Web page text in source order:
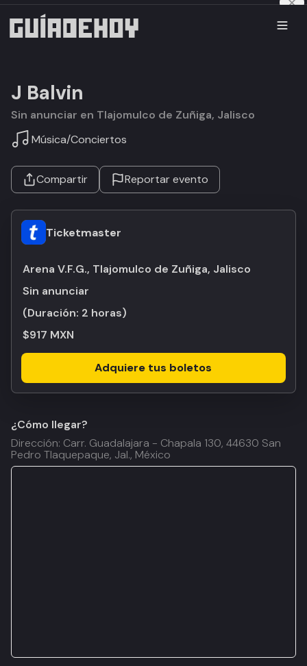
J Balvin
Sin anunciar en Tlajomulco de Zuñiga, Jalisco
Música/Conciertos
Compartir Reportar evento
Ticketmaster
Arena V.F.G., Tlajomulco de Zuñiga, Jalisco
Sin anunciar
(Duración: 2 horas)
$917 MXN
Adquiere tus boletos
¿Cómo llegar?
Dirección: Carr. Guadalajara - Chapala 130, 44630 San
Pedro Tlaquepaque, Jal., México